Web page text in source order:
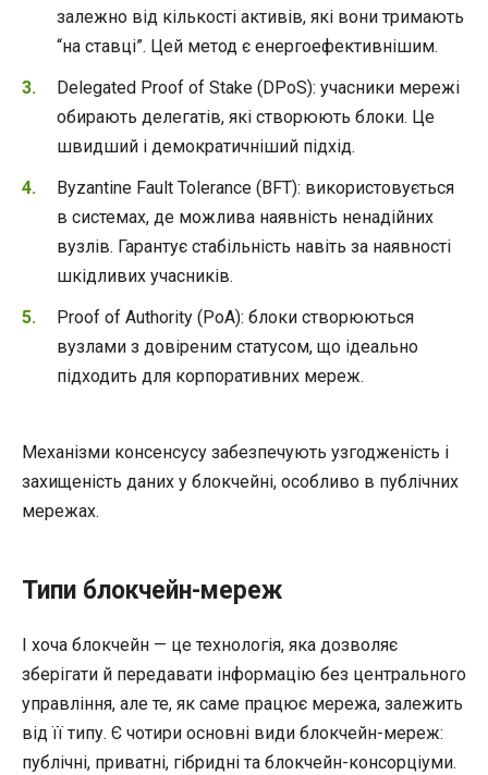
залежно від кількості активів, які вони тримають
“на ставці”. Цей метод є енергоефективнішим.
Delegated Proof of Stake (DPoS): учасники мережі
обирають делегатів, які створюють блоки. Це
швидший і демократичніший підхід.
Byzantine Fault Tolerance (BFT): використовується
в системах, де можлива наявність ненадійних
вузлів. Гарантує стабільність навіть за наявності
шкідливих учасників.
Proof of Authority (PoA): блоки створюються
вузлами з довіреним статусом, що ідеально
підходить для корпоративних мереж.
Механізми консенсусу забезпечують узгодженість і
захищеність даних у блокчейні, особливо в публічних
мережах.
Типи блокчейн-мереж
І хоча блокчейн — це технологія, яка дозволяє
зберігати й передавати інформацію без центрального
управління, але те, як саме працює мережа, залежить
від її типу. Є чотири основні види блокчейн-мереж:
публічні, приватні, гібридні та блокчейн-консорціуми.